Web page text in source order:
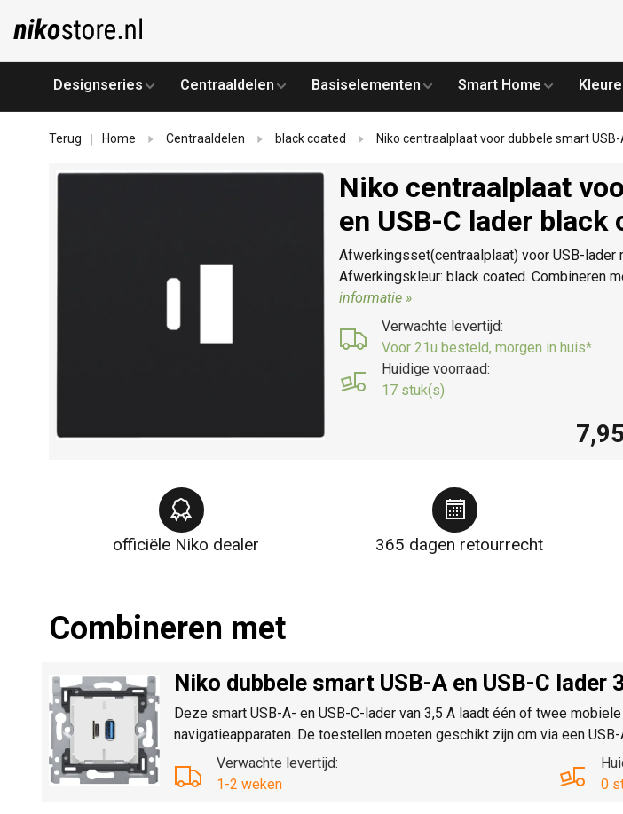
Designseries Centraaldelen Basiselementen Smart Home
Terug Home Centraaldelen black coated Niko centraalplaat voor dubbele smart
Niko centraalplaat
en USB-C lader
Afwerkingsset(centraalplaat) voor USB-lader
Afwerkingskleur: black coated. Combineren
informatie »
Verwachte levertijd:
Voor 21u besteld, morgen in huis*
Huidige voorraad:
17 stuk(s)
7,95
officiële Niko dealer 365 dagen retourrecht
Combineren met
Niko dubbele smart USB-A en USB-C
Deze smart USB-A- en USB-C-lader van 3,5 A laadt één of twee
navigatieapparaten. De toestellen moeten geschikt zijn om via een
Verwachte levertijd:
1-2 weken
0